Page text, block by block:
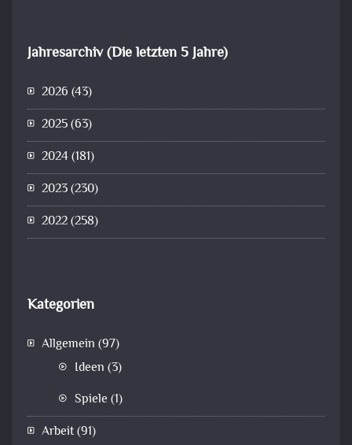
Jahresarchiv (Die letzten 5 Jahre)
2026 (43)
2025(63)
2024(181)
2023(230)
2022(258)
Kategorien
Allgemein (97)
Ideen (3)
Spiele (1)
Arbeit(91)